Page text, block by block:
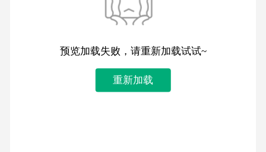
预览加载失败，请重新加载试试~
重新加载